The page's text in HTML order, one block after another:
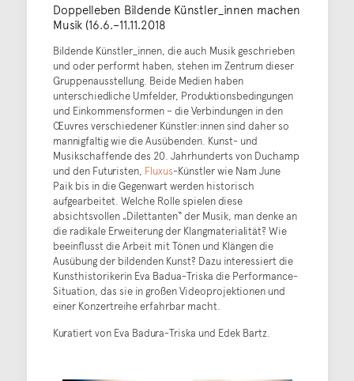
Doppelleben Bildende Künstler_innen machen
Musik (16.6.–11.11.2018
Bildende Künstler_innen, die auch Musik geschrieben
und oder performt haben, stehen im Zentrum dieser
Gruppenausstellung. Beide Medien haben
unterschiedliche Umfelder, Produktionsbedingungen
und Einkommensformen – die Verbindungen in den
Œuvres verschiedener Künstler:innen sind daher so
mannigfaltig wie die Ausübenden. Kunst- und
Musikschaffende des 20. Jahrhunderts von Duchamp
und den Futuristen, Fluxus-Künstler wie Nam June
Paik bis in die Gegenwart werden historisch
aufgearbeitet. Welche Rolle spielen diese
absichtsvollen „Dilettanten“ der Musik, man denke an
die radikale Erweiterung der Klangmaterialität? Wie
beeinflusst die Arbeit mit Tönen und Klängen die
Ausübung der bildenden Kunst? Dazu interessiert die
Kunsthistorikerin Eva Badua-Triska die Performance-
Situation, das sie in großen Videoprojektionen und
einer Konzertreihe erfahrbar macht.
Kuratiert von Eva Badura-Triska und Edek Bartz.